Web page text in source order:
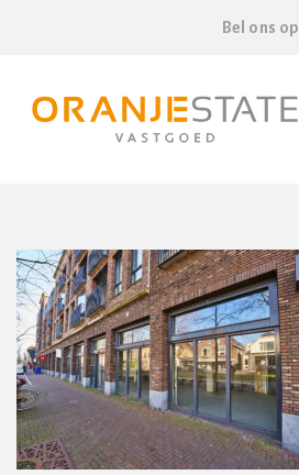
Bel ons op